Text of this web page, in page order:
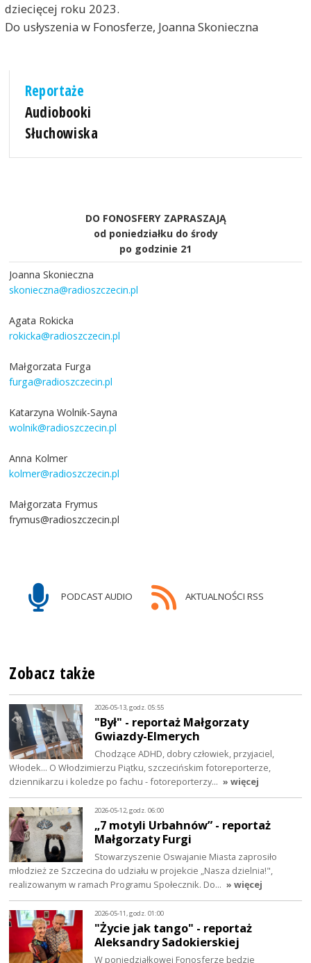
dziecięcej roku 2023.
Do usłyszenia w Fonosferze, Joanna Skonieczna
Reportaże
Audiobooki
Słuchowiska
DO FONOSFERY ZAPRASZAJĄ
od poniedziałku do środy
po godzinie 21
Joanna Skonieczna
skonieczna@radioszczecin.pl
Agata Rokicka
rokicka@radioszczecin.pl
Małgorzata Furga
furga@radioszczecin.pl
Katarzyna Wolnik-Sayna
wolnik@radioszczecin.pl
Anna Kolmer
kolmer@radioszczecin.pl
Małgorzata Frymus
frymus@radioszczecin.pl
PODCAST AUDIO AKTUALNOŚCI RSS
Zobacz także
2026-05-13, godz. 05:55
"Był" - reportaż Małgorzaty
Gwiazdy-Elmerych
Chodzące ADHD, dobry człowiek, przyjaciel,
Włodek... O Włodzimierzu Piątku, szczecińskim fotoreporterze,
dziennikarzu i koledze po fachu - fotoreporterzy… » więcej
2026-05-12, godz. 06:00
„7 motyli Urbahnów” - reportaż
Małgorzaty Furgi
Stowarzyszenie Oswajanie Miasta zaprosiło
młodzież ze Szczecina do udziału w projekcie „Nasza dzielnia!",
realizowanym w ramach Programu Społecznik. Do… » więcej
2026-05-11, godz. 01:00
"Życie jak tango" - reportaż
Aleksandry Sadokierskiej
W poniedziałkowej Fonosferze będzie